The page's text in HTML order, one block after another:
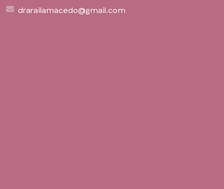
drarailamacedo@gmail.com